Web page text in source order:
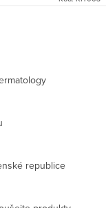
republice